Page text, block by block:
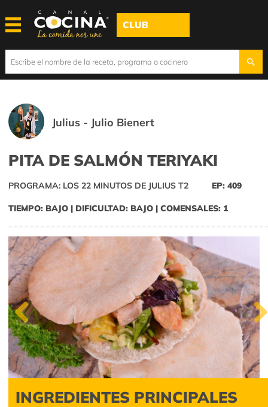
CLUB
Julius - Julio Bienert
PITA DE SALMÓN TERIYAKI
PROGRAMA: LOS 22 MINUTOS DE JULIUS T2 EP: 409
TIEMPO: BAJO | DIFICULTAD: BAJO | COMENSALES: 1
Previous Next
INGREDIENTES PRINCIPALES